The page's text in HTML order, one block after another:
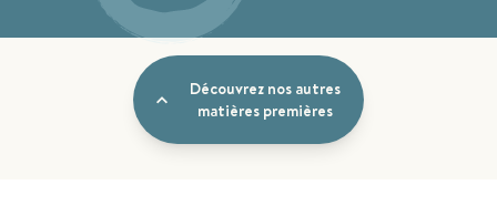
Découvrez nos autres
matières premières